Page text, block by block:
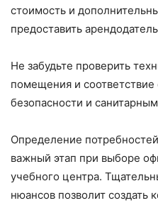
стоимость и
предоставить
Не забудьте проверить
помещения и
безопасности и
Определение
важный этап при выборе
учебного центра.
нюансов позволит создать